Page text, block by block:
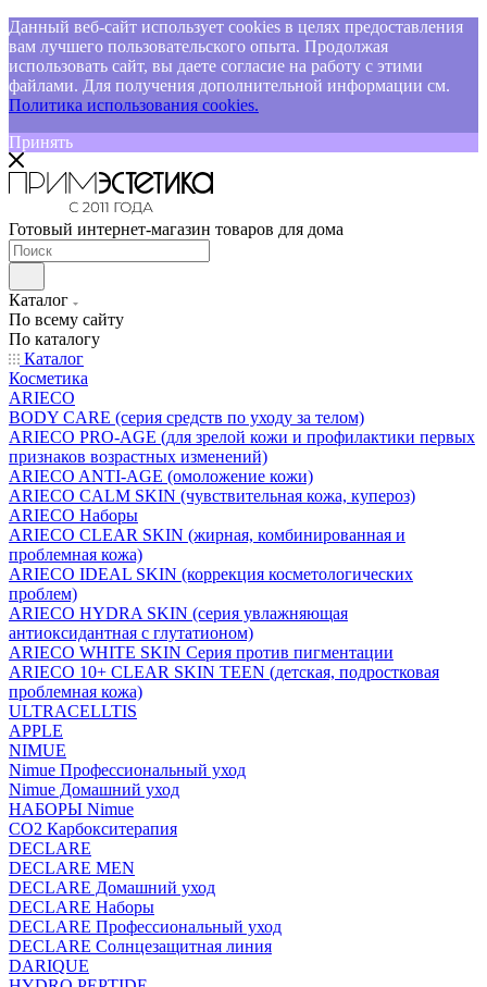
Данный веб-сайт использует cookies в целях предоставления
вам лучшего пользовательского опыта. Продолжая
использовать сайт, вы даете согласие на работу с этими
файлами. Для получения дополнительной информации см.
Политика использования cookies.
Принять
Готовый интернет-магазин товаров для дома
Каталог
По всему сайту
По каталогу
Каталог
Косметика
ARIECO
BODY CARE (серия средств по уходу за телом)
ARIECO PRO-AGE (для зрелой кожи и профилактики первых
признаков возрастных изменений)
ARIECO ANTI-AGE (омоложение кожи)
ARIECO CALM SKIN (чувствительная кожа, купероз)
ARIECO Наборы
ARIECO CLEAR SKIN (жирная, комбинированная и
проблемная кожа)
ARIECO IDEAL SKIN (коррекция косметологических
проблем)
ARIECO HYDRA SKIN (серия увлажняющая
антиоксидантная с глутатионом)
ARIECO WHITE SKIN Серия против пигментации
ARIECO 10+ CLEAR SKIN TEEN (детская, подростковая
проблемная кожа)
ULTRACELLTIS
APPLE
NIMUE
Nimue Профессиональный уход
Nimue Домашний уход
НАБОРЫ Nimue
CO2 Карбокситерапия
DECLARE
DECLARE MEN
DECLARE Домашний уход
DECLARE Наборы
DECLARE Профессиональный уход
DECLARE Солнцезащитная линия
DARIQUE